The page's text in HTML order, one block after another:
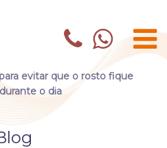
evitar que o rosto fique
o dia